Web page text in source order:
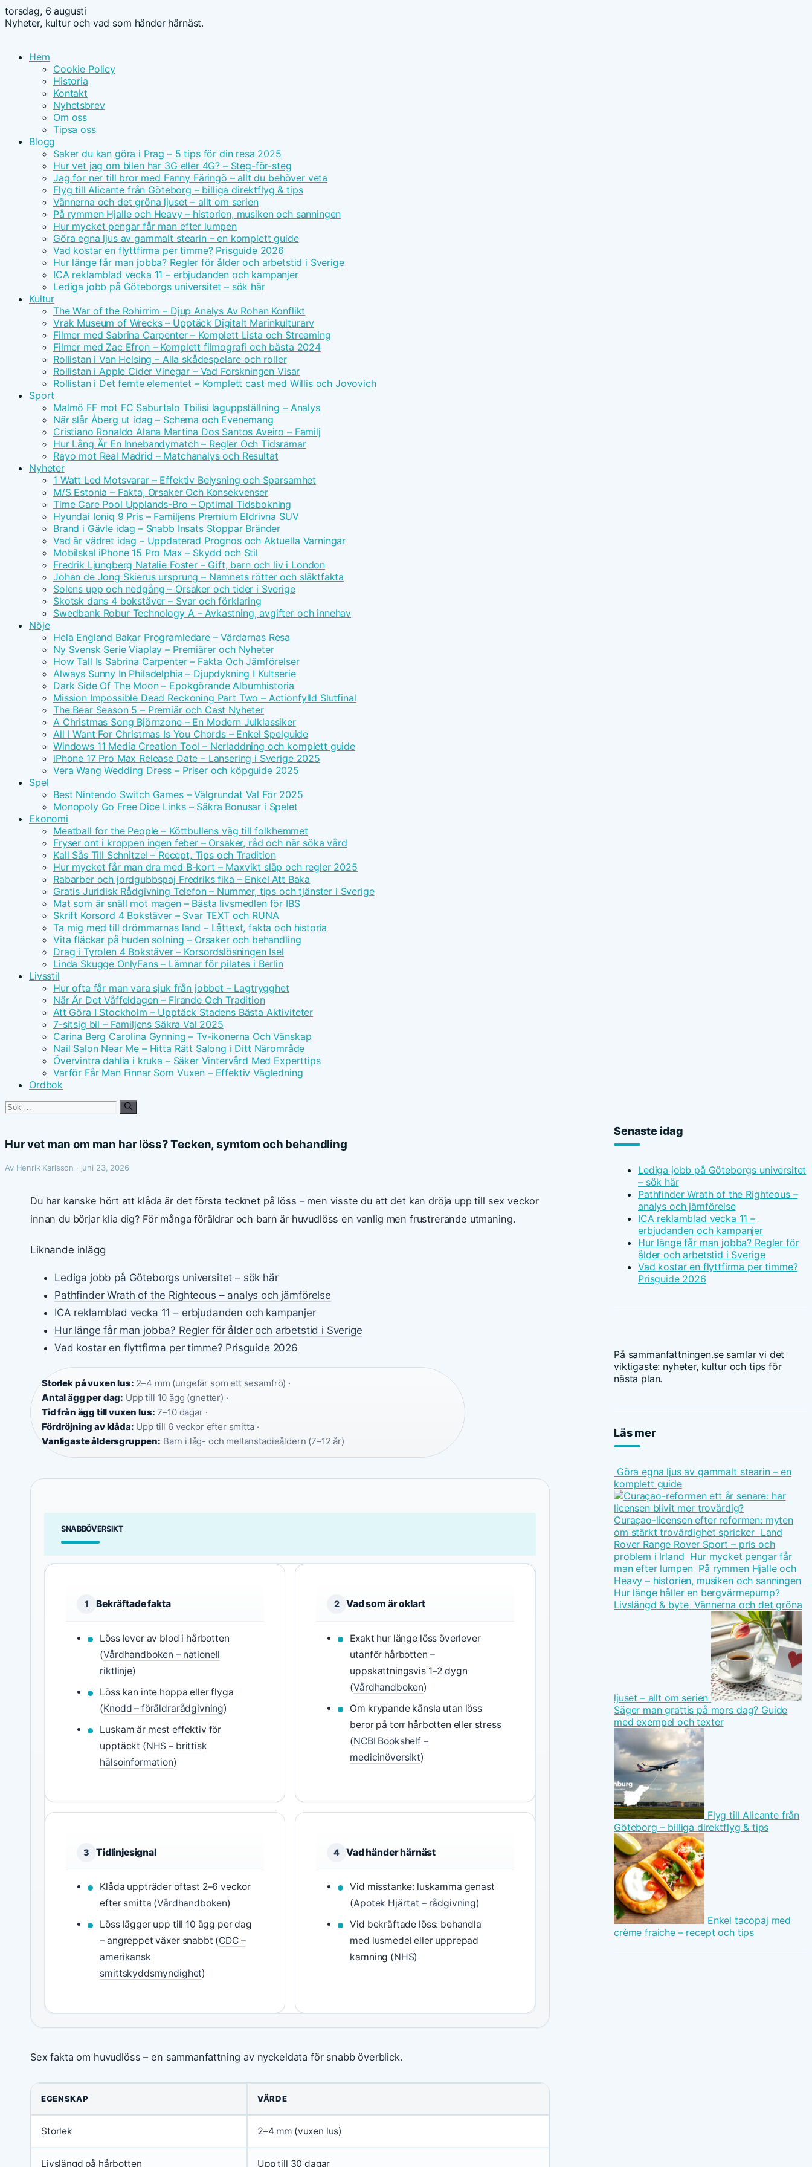
torsdag, 6 augusti
Nyheter, kultur och vad som händer härnäst.
Hem
Cookie Policy
Historia
Kontakt
Nyhetsbrev
Om oss
Tipsa oss
Blogg
Saker du kan göra i Prag – 5 tips för din resa 2025
Hur vet jag om bilen har 3G eller 4G? – Steg-för-steg
Jag for ner till bror med Fanny Färingö – allt du behöver veta
Flyg till Alicante från Göteborg – billiga direktflyg & tips
Vännerna och det gröna ljuset – allt om serien
På rymmen Hjalle och Heavy – historien, musiken och sanningen
Hur mycket pengar får man efter lumpen
Göra egna ljus av gammalt stearin – en komplett guide
Vad kostar en flyttfirma per timme? Prisguide 2026
Hur länge får man jobba? Regler för ålder och arbetstid i Sverige
ICA reklamblad vecka 11 – erbjudanden och kampanjer
Lediga jobb på Göteborgs universitet – sök här
Kultur
The War of the Rohirrim – Djup Analys Av Rohan Konflikt
Vrak Museum of Wrecks – Upptäck Digitalt Marinkulturarv
Filmer med Sabrina Carpenter – Komplett Lista och Streaming
Filmer med Zac Efron – Komplett filmografi och bästa 2024
Rollistan i Van Helsing – Alla skådespelare och roller
Rollistan i Apple Cider Vinegar – Vad Forskningen Visar
Rollistan i Det femte elementet – Komplett cast med Willis och Jovovich
Sport
Malmö FF mot FC Saburtalo Tbilisi laguppställning – Analys
När slår Åberg ut idag – Schema och Evenemang
Cristiano Ronaldo Alana Martina Dos Santos Aveiro – Familj
Hur Lång Är En Innebandymatch – Regler Och Tidsramar
Rayo mot Real Madrid – Matchanalys och Resultat
Nyheter
1 Watt Led Motsvarar – Effektiv Belysning och Sparsamhet
M/S Estonia – Fakta, Orsaker Och Konsekvenser
Time Care Pool Upplands-Bro – Optimal Tidsbokning
Hyundai Ioniq 9 Pris – Familjens Premium Eldrivna SUV
Brand i Gävle idag – Snabb Insats Stoppar Bränder
Vad är vädret idag – Uppdaterad Prognos och Aktuella Varningar
Mobilskal iPhone 15 Pro Max – Skydd och Stil
Fredrik Ljungberg Natalie Foster – Gift, barn och liv i London
Johan de Jong Skierus ursprung – Namnets rötter och släktfakta
Solens upp och nedgång – Orsaker och tider i Sverige
Skotsk dans 4 bokstäver – Svar och förklaring
Swedbank Robur Technology A – Avkastning, avgifter och innehav
Nöje
Hela England Bakar Programledare – Värdarnas Resa
Ny Svensk Serie Viaplay – Premiärer och Nyheter
How Tall Is Sabrina Carpenter – Fakta Och Jämförelser
Always Sunny In Philadelphia – Djupdykning I Kultserie
Dark Side Of The Moon – Epokgörande Albumhistoria
Mission Impossible Dead Reckoning Part Two – Actionfylld Slutfinal
The Bear Season 5 – Premiär och Cast Nyheter
A Christmas Song Björnzone – En Modern Julklassiker
All I Want For Christmas Is You Chords – Enkel Spelguide
Windows 11 Media Creation Tool – Nerladdning och komplett guide
iPhone 17 Pro Max Release Date – Lansering i Sverige 2025
Vera Wang Wedding Dress – Priser och köpguide 2025
Spel
Best Nintendo Switch Games – Välgrundat Val För 2025
Monopoly Go Free Dice Links – Säkra Bonusar i Spelet
Ekonomi
Meatball for the People – Köttbullens väg till folkhemmet
Fryser ont i kroppen ingen feber – Orsaker, råd och när söka vård
Kall Sås Till Schnitzel – Recept, Tips och Tradition
Hur mycket får man dra med B-kort – Maxvikt släp och regler 2025
Rabarber och jordgubbspaj Fredriks fika – Enkel Att Baka
Gratis Juridisk Rådgivning Telefon – Nummer, tips och tjänster i Sverige
Mat som är snäll mot magen – Bästa livsmedlen för IBS
Skrift Korsord 4 Bokstäver – Svar TEXT och RUNA
Ta mig med till drömmarnas land – Låttext, fakta och historia
Vita fläckar på huden solning – Orsaker och behandling
Drag i Tyrolen 4 Bokstäver – Korsordslösningen Isel
Linda Skugge OnlyFans – Lämnar för pilates i Berlin
Livsstil
Hur ofta får man vara sjuk från jobbet – Lagtrygghet
När Är Det Våffeldagen – Firande Och Tradition
Att Göra I Stockholm – Upptäck Stadens Bästa Aktiviteter
7-sitsig bil – Familjens Säkra Val 2025
Carina Berg Carolina Gynning – Tv-ikonerna Och Vänskap
Nail Salon Near Me – Hitta Rätt Salong i Ditt Närområde
Övervintra dahlia i kruka – Säker Vintervård Med Experttips
Varför Får Man Finnar Som Vuxen – Effektiv Vägledning
Ordbok
Sök
Hur vet man om man har löss? Tecken, symtom och behandling
Av Henrik Karlsson · juni 23, 2026
Du har kanske hört att klåda är det första tecknet på löss – men visste du att det kan dröja upp till sex veckor
innan du börjar klia dig? För många föräldrar och barn är huvudlöss en vanlig men frustrerande utmaning.
Liknande inlägg
Lediga jobb på Göteborgs universitet – sök här
Pathfinder Wrath of the Righteous – analys och jämförelse
ICA reklamblad vecka 11 – erbjudanden och kampanjer
Hur länge får man jobba? Regler för ålder och arbetstid i Sverige
Vad kostar en flyttfirma per timme? Prisguide 2026
Storlek på vuxen lus: 2–4 mm (ungefär som ett sesamfrö) ·
Antal ägg per dag: Upp till 10 ägg (gnetter) ·
Tid från ägg till vuxen lus: 7–10 dagar ·
Fördröjning av klåda: Upp till 6 veckor efter smitta ·
Vanligaste åldersgruppen: Barn i låg- och mellanstadieåldern (7–12 år)
SNABBÖVERSIKT
1 Bekräftade fakta
Löss lever av blod i hårbotten
(Vårdhandboken – nationell
riktlinje)
Löss kan inte hoppa eller flyga
(Knodd – föräldrarådgivning)
Luskam är mest effektiv för
upptäckt (NHS – brittisk
hälsoinformation)
2 Vad som är oklart
Exakt hur länge löss överlever
utanför hårbotten –
uppskattningsvis 1–2 dygn
(Vårdhandboken)
Om krypande känsla utan löss
beror på torr hårbotten eller stress
(NCBI Bookshelf –
medicinöversikt)
3 Tidlinjesignal
Klåda uppträder oftast 2–6 veckor
efter smitta (Vårdhandboken)
Löss lägger upp till 10 ägg per dag
– angreppet växer snabbt (CDC –
amerikansk
smittskyddsmyndighet)
4 Vad händer härnäst
Vid misstanke: luskamma genast
(Apotek Hjärtat – rådgivning)
Vid bekräftade löss: behandla
med lusmedel eller upprepad
kamning (NHS)
Sex fakta om huvudlöss – en sammanfattning av nyckeldata för snabb överblick.
EGENSKAP VÄRDE
Storlek 2–4 mm (vuxen lus)
Livslängd på hårbotten Upp till 30 dagar
Senaste idag
Lediga jobb på Göteborgs universitet
– sök här
Pathfinder Wrath of the Righteous –
analys och jämförelse
ICA reklamblad vecka 11 –
erbjudanden och kampanjer
Hur länge får man jobba? Regler för
ålder och arbetstid i Sverige
Vad kostar en flyttfirma per timme?
Prisguide 2026
På sammanfattningen.se samlar vi det
viktigaste: nyheter, kultur och tips för
nästa plan.
Läs mer
Göra egna ljus av gammalt stearin – en
komplett guide
Curaçao-licensen efter reformen: myten
om stärkt trovärdighet spricker Land
Rover Range Rover Sport – pris och
problem i Irland Hur mycket pengar får
man efter lumpen På rymmen Hjalle och
Heavy – historien, musiken och sanningen
Hur länge håller en bergvärmepump?
Livslängd & byte Vännerna och det gröna
ljuset – allt om serien
Säger man grattis på mors dag? Guide
med exempel och texter
Flyg till Alicante från
Göteborg – billiga direktflyg & tips
Enkel tacopaj med
crème fraiche – recept och tips